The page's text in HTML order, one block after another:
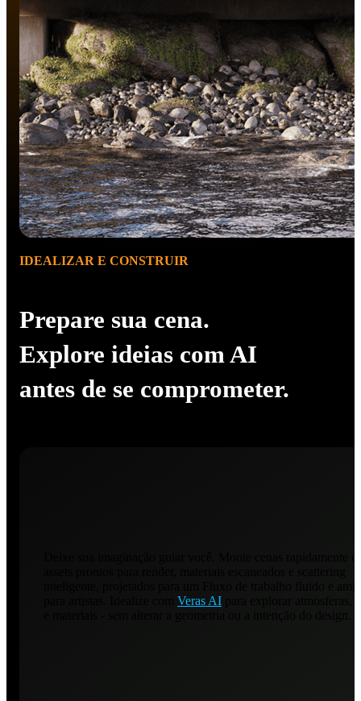
IDEALIZAR E CONSTRUIR
Prepare sua cena.
Explore ideias com AI
antes de se comprometer.
Veras AI